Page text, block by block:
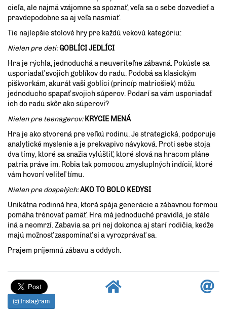
cieľa, ale najmä vzájomne sa spoznať, veľa sa o sebe dozvedieť a
pravdepodobne sa aj veľa nasmiať.
Tie najlepšie stolové hry pre každú vekovú kategóriu:
Nielen pre deti:GOBLÍCI JEDLÍCI
Hra je rýchla, jednoduchá a neuveriteľne zábavná. Pokúste sa
usporiadať svojich goblíkov do radu. Podobá sa klasickým
piškvorkám, akurát vaši goblíci (princíp matriošiek) môžu
jednoducho spapať svojich súperov. Podarí sa vám usporiadať
ich do radu skôr ako súperovi?
Nielen pre teenagerov: KRYCIE MENÁ
Hra je ako stvorená pre veľkú rodinu. Je strategická, podporuje
analytické myslenie a je prekvapivo návyková. Proti sebe stoja
dva tímy, ktoré sa snažia vylúštiť, ktoré slová na hracom pláne
patria práve im. Robia tak pomocou zmysluplných indícií, ktoré
vám hovorí veliteľ tímu.
Nielen pre dospelých:AKO TO BOLO KEDYSI
Unikátna rodinná hra, ktorá spája generácie a zábavnou formou
pomáha trénovať pamäť. Hra má jednoduché pravidlá, je stále
iná a neomrzí. Zabavia sa pri nej dokonca aj starí rodičia, keďže
majú možnosť zaspomínať si a vyrozprávať sa.
Prajem príjemnú zábavu a oddych.
Instagram